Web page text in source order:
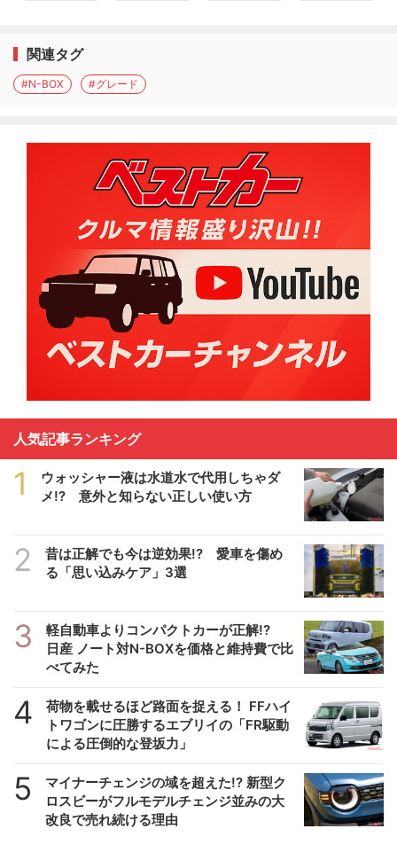
関連タグ
#N-BOX #グレード
人気記事ランキング
1
ウォッシャー液は水道水で代用しちゃダ
メ!? 意外と知らない正しい使い方
2
昔は正解でも今は逆効果!? 愛車を傷め
る「思い込みケア」3選
3
軽自動車よりコンパクトカーが正解!?
日産 ノート対N-BOXを価格と維持費で比
べてみた
4
荷物を載せるほど路面を捉える！ FFハイ
トワゴンに圧勝するエブリイの「FR駆動
による圧倒的な登坂力」
5
マイナーチェンジの域を超えた!? 新型ク
ロスビーがフルモデルチェンジ並みの大
改良で売れ続ける理由